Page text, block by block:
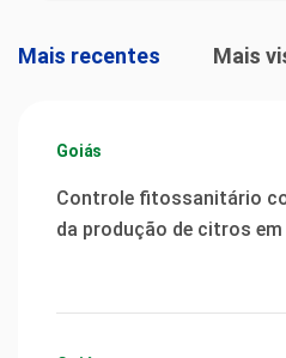
Mais recentes Mais
Goiás
Controle fitossanitário
da produção de citros em